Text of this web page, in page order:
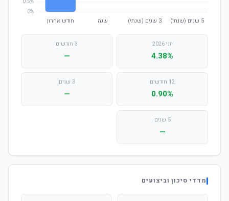
יוני 2026
4.38%
3 חודשים
—
12 חודשים
0.90%
3 שנים
—
5 שנים
—
מדדי סיכון וביצועים